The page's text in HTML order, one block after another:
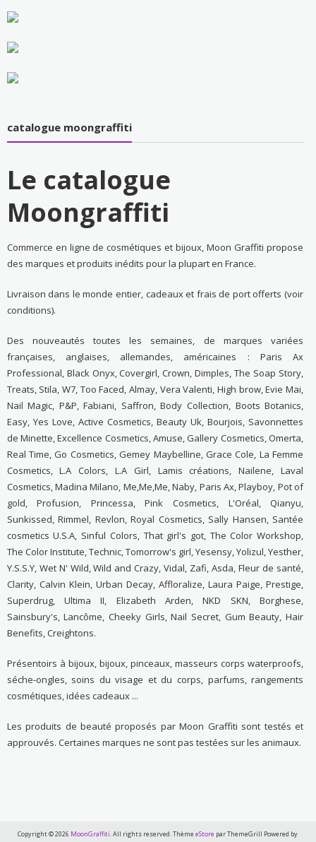
catalogue moongraffiti
Le catalogue
Moongraffiti
Commerce en ligne de cosmétiques et bijoux, Moon Graffiti propose
des marques et produits inédits pour la plupart en France.
Livraison dans le monde entier, cadeaux et frais de port offerts (voir
conditions).
Des nouveautés toutes les semaines, de marques variées
françaises, anglaises, allemandes, américaines : Paris Ax
Professional, Black Onyx, Covergirl, Crown, Dimples, The Soap Story,
Treats, Stila, W7, Too Faced, Almay, Vera Valenti, High brow, Evie Mai,
Nail Magic, P&P, Fabiani, Saffron, Body Collection, Boots Botanics,
Easy, Yes Love, Active Cosmetics, Beauty Uk, Bourjois, Savonnettes
de Minette, Excellence Cosmetics, Amuse, Gallery Cosmetics, Omerta,
Real Time, Go Cosmetics, Gemey Maybelline, Grace Cole, La Femme
Cosmetics, L.A Colors, L.A Girl, Lamis créations, Nailene, Laval
Cosmetics, Madina Milano, Me,Me,Me, Naby, Paris Ax, Playboy, Pot of
gold, Profusion, Princessa, Pink Cosmetics, L'Oréal, Qianyu,
Sunkissed, Rimmel, Revlon, Royal Cosmetics, Sally Hansen, Santée
cosmetics U.S.A, Sinful Colors, That girl's got, The Color Workshop,
The Color Institute, Technic, Tomorrow's girl, Yesensy, Yolizul, Yesther,
Y.S.S.Y, Wet N' Wild, Wild and Crazy, Vidal, Zafi, Asda, Fleur de santé,
Clarity, Calvin Klein, Urban Decay, Affloralize, Laura Paige, Prestige,
Superdrug, Ultima II, Elizabeth Arden, NKD SKN, Borghese,
Sainsbury's, Lancôme, Cheeky Girls, Nail Secret, Gum Beauty, Hair
Benefits, Creightons.
Présentoirs à bijoux, bijoux, pinceaux, masseurs corps waterproofs,
séche-ongles, soins du visage et du corps, parfums, rangements
cosmétiques, idées cadeaux ...
Les produits de beauté proposés par Moon Graffiti sont testés et
approuvés. Certaines marques ne sont pas testées sur les animaux.
Copyright © 2026 MoonGraffiti. All rights reserved. ThèmeeStore par ThemeGrill Powered by